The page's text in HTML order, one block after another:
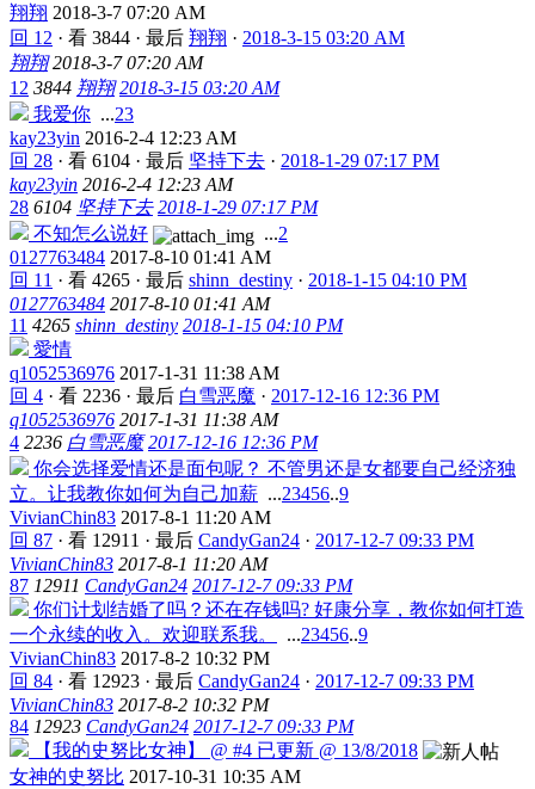
翔翔 2018-3-7 07:20 AM
回 12 · 看 3844 · 最后 翔翔 · 2018-3-15 03:20 AM
翔翔 2018-3-7 07:20 AM
12 3844 翔翔 2018-3-15 03:20 AM
我爱你 ...23
kay23yin 2016-2-4 12:23 AM
回 28 · 看 6104 · 最后 坚持下去 · 2018-1-29 07:17 PM
kay23yin 2016-2-4 12:23 AM
28 6104 坚持下去 2018-1-29 07:17 PM
不知怎么说好
...2
0127763484 2017-8-10 01:41 AM
回 11 · 看 4265 · 最后 shinn_destiny · 2018-1-15 04:10 PM
0127763484 2017-8-10 01:41 AM
11 4265 shinn_destiny 2018-1-15 04:10 PM
愛情
q1052536976 2017-1-31 11:38 AM
回 4 · 看 2236 · 最后 白雪恶魔 · 2017-12-16 12:36 PM
q1052536976 2017-1-31 11:38 AM
4 2236 白雪恶魔 2017-12-16 12:36 PM
你会选择爱情还是面包呢？ 不管男还是女都要自己经济独
立。让我教你如何为自己加薪 ...23456..9
VivianChin83 2017-8-1 11:20 AM
回 87 · 看 12911 · 最后 CandyGan24 · 2017-12-7 09:33 PM
VivianChin83 2017-8-1 11:20 AM
87 12911 CandyGan24 2017-12-7 09:33 PM
你们计划结婚了吗？还在存钱吗? 好康分享，教你如何打造
一个永续的收入。欢迎联系我。
...23456..9
VivianChin83 2017-8-2 10:32 PM
回 84 · 看 12923 · 最后 CandyGan24 · 2017-12-7 09:33 PM
VivianChin83 2017-8-2 10:32 PM
84 12923 CandyGan24 2017-12-7 09:33 PM
【我的史努比女神】 @ #4 已更新 @ 13/8/2018
女神的史努比 2017-10-31 10:35 AM